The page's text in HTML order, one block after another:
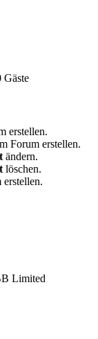
Gäste
erstellen.
Forum erstellen.
ändern.
löschen.
erstellen.
Limited